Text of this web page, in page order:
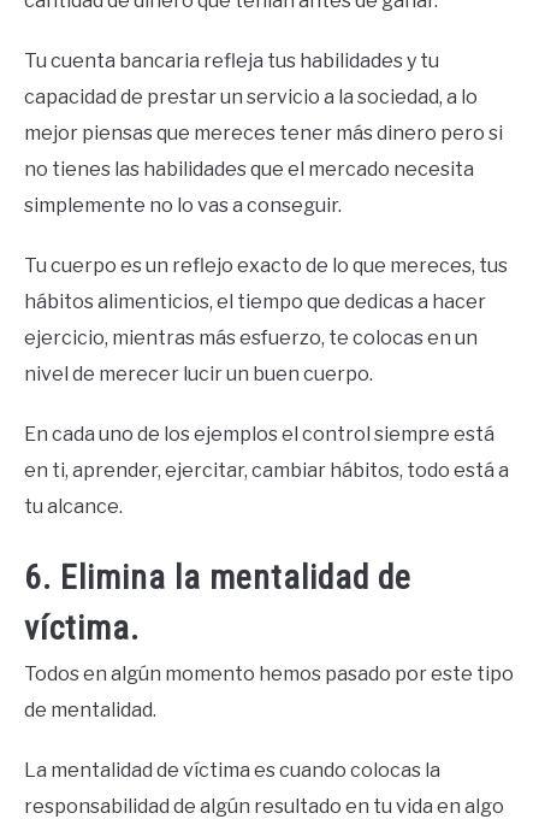
Tu cuenta bancaria refleja tus habilidades y tu
capacidad de prestar un servicio a la sociedad, a lo
mejor piensas que mereces tener más dinero pero si
no tienes las habilidades que el mercado necesita
simplemente no lo vas a conseguir.
Tu cuerpo es un reflejo exacto de lo que mereces, tus
hábitos alimenticios, el tiempo que dedicas a hacer
ejercicio, mientras más esfuerzo, te colocas en un
nivel de merecer lucir un buen cuerpo.
En cada uno de los ejemplos el control siempre está
en ti, aprender, ejercitar, cambiar hábitos, todo está a
tu alcance.
6. Elimina la mentalidad de
víctima.
Todos en algún momento hemos pasado por este tipo
de mentalidad.
La mentalidad de víctima es cuando colocas la
responsabilidad de algún resultado en tu vida en algo